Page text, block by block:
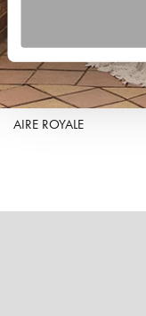
AIRE ROYALE